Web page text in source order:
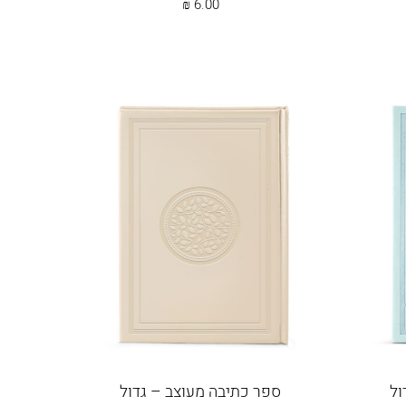
6.00
₪
ספר כתיבה מעוצב – גדול